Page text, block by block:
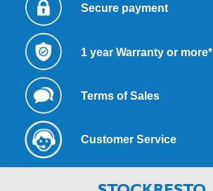
Secure payment
1 year Warranty or more*
Terms of Sales
Customer Service